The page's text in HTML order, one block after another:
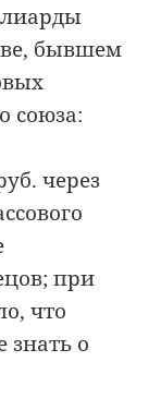
бывшем
союза:
через
при
что
знать о